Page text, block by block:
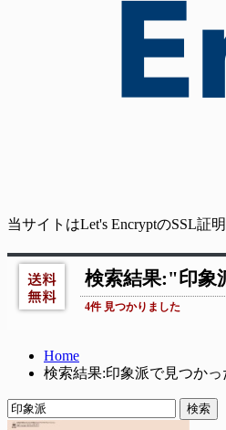
当サイトはLet's EncryptのSSL証
検索結果:"印象
4件 見つかりました
Home
検索結果:印象派で見つか
検索